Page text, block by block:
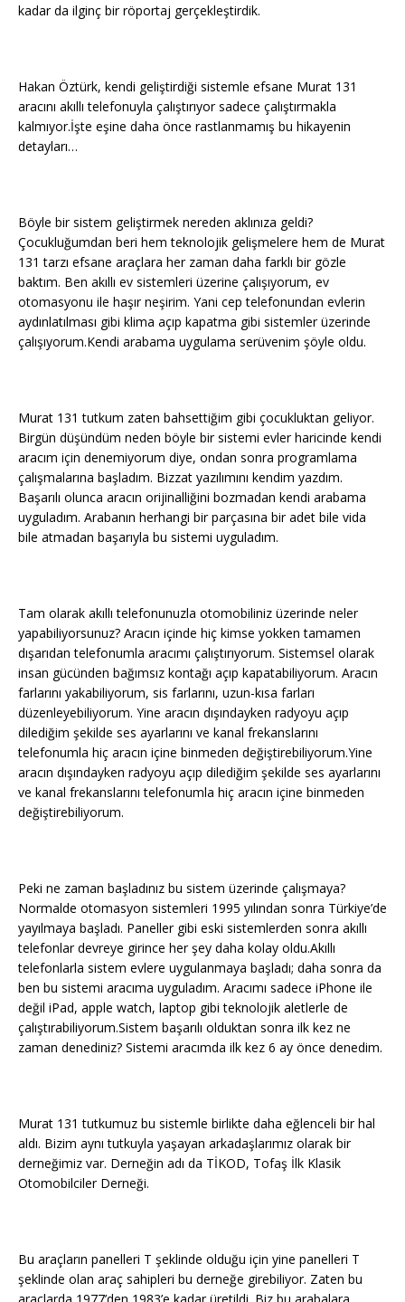
kadar da ilginç bir röportaj gerçekleştirdik.
Hakan Öztürk, kendi geliştirdiği sistemle efsane Murat 131
aracını akıllı telefonuyla çalıştırıyor sadece çalıştırmakla
kalmıyor.İşte eşine daha önce rastlanmamış bu hikayenin
detayları…
Böyle bir sistem geliştirmek nereden aklınıza geldi?
Çocukluğumdan beri hem teknolojik gelişmelere hem de Murat
131 tarzı efsane araçlara her zaman daha farklı bir gözle
baktım. Ben akıllı ev sistemleri üzerine çalışıyorum, ev
otomasyonu ile haşır neşirim. Yani cep telefonundan evlerin
aydınlatılması gibi klima açıp kapatma gibi sistemler üzerinde
çalışıyorum.Kendi arabama uygulama serüvenim şöyle oldu.
Murat 131 tutkum zaten bahsettiğim gibi çocukluktan geliyor.
Birgün düşündüm neden böyle bir sistemi evler haricinde kendi
aracım için denemiyorum diye, ondan sonra programlama
çalışmalarına başladım. Bizzat yazılımını kendim yazdım.
Başarılı olunca aracın orijinalliğini bozmadan kendi arabama
uyguladım. Arabanın herhangi bir parçasına bir adet bile vida
bile atmadan başarıyla bu sistemi uyguladım.
Tam olarak akıllı telefonunuzla otomobiliniz üzerinde neler
yapabiliyorsunuz? Aracın içinde hiç kimse yokken tamamen
dışarıdan telefonumla aracımı çalıştırıyorum. Sistemsel olarak
insan gücünden bağımsız kontağı açıp kapatabiliyorum. Aracın
farlarını yakabiliyorum, sis farlarını, uzun-kısa farları
düzenleyebiliyorum. Yine aracın dışındayken radyoyu açıp
dilediğim şekilde ses ayarlarını ve kanal frekanslarını
telefonumla hiç aracın içine binmeden değiştirebiliyorum.Yine
aracın dışındayken radyoyu açıp dilediğim şekilde ses ayarlarını
ve kanal frekanslarını telefonumla hiç aracın içine binmeden
değiştirebiliyorum.
Peki ne zaman başladınız bu sistem üzerinde çalışmaya?
Normalde otomasyon sistemleri 1995 yılından sonra Türkiye’de
yayılmaya başladı. Paneller gibi eski sistemlerden sonra akıllı
telefonlar devreye girince her şey daha kolay oldu.Akıllı
telefonlarla sistem evlere uygulanmaya başladı; daha sonra da
ben bu sistemi aracıma uyguladım. Aracımı sadece iPhone ile
değil iPad, apple watch, laptop gibi teknolojik aletlerle de
çalıştırabiliyorum.Sistem başarılı olduktan sonra ilk kez ne
zaman denediniz? Sistemi aracımda ilk kez 6 ay önce denedim.
Murat 131 tutkumuz bu sistemle birlikte daha eğlenceli bir hal
aldı. Bizim aynı tutkuyla yaşayan arkadaşlarımız olarak bir
derneğimiz var. Derneğin adı da TİKOD, Tofaş İlk Klasik
Otomobilciler Derneği.
Bu araçların panelleri T şeklinde olduğu için yine panelleri T
şeklinde olan araç sahipleri bu derneğe girebiliyor. Zaten bu